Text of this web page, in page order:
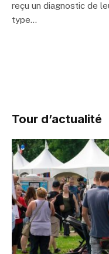
reçu un diagnostic de
type…
Tour d’actualité